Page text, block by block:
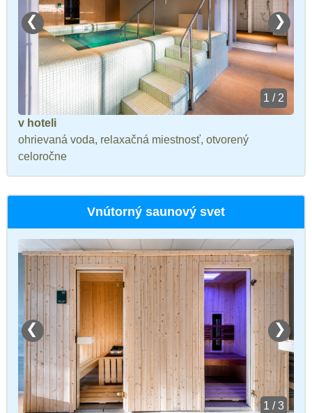
❮ ❯
1 / 2
v hoteli
ohrievaná voda, relaxačná miestnosť, otvorený
celoročne
Vnútorný saunový svet
❮ ❯
1 / 3